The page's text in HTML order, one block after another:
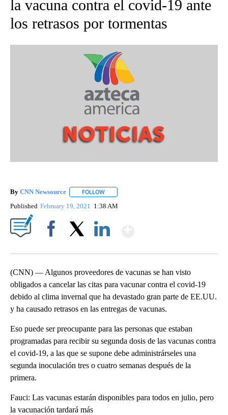
la vacuna contra el covid-19 ante
los retrasos por tormentas
By CNN Newsource FOLLOW
Published February 19, 2021 1:38 AM
(CNN) — Algunos proveedores de vacunas se han visto
obligados a cancelar las citas para vacunar contra el covid-19
debido al clima invernal que ha devastado gran parte de EE.UU.
y ha causado retrasos en las entregas de vacunas.
Eso puede ser preocupante para las personas que estaban
programadas para recibir su segunda dosis de las vacunas contra
el covid-19, a las que se supone debe administrárseles una
segunda inoculación tres o cuatro semanas después de la
primera.
Fauci: Las vacunas estarán disponibles para todos en julio, pero
la vacunación tardará más